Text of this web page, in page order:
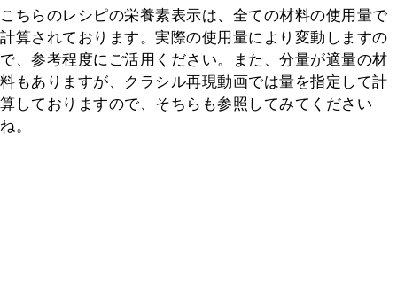
こちらのレシピの栄養素表示は、全ての材料の使用量で
計算されております。実際の使用量により変動しますの
で、参考程度にご活用ください。また、分量が適量の材
料もありますが、クラシル再現動画では量を指定して計
算しておりますので、そちらも参照してみてください
ね。